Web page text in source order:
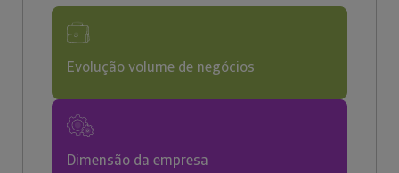
Evolução volume de negócios
Dimensão da empresa